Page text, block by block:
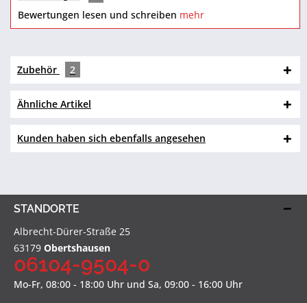
Bewertungen lesen und schreiben mehr
Zubehör 2
Ähnliche Artikel
Kunden haben sich ebenfalls angesehen
STANDORTE
Albrecht-Dürer-Straße 25
63179 Obertshausen
06104-9504-0
Mo-Fr, 08:00 - 18:00 Uhr und Sa, 09:00 - 16:00 Uhr